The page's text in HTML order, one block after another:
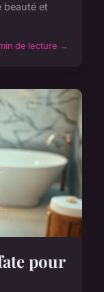
beauté et
de lecture →
pour